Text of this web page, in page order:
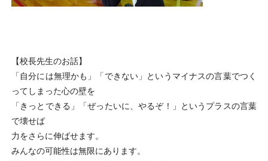
【校長先生のお話】
「自分には無理かも」「できない」というマイナスの言葉でつく
ってしまった心の壁を
「きっとできる」「ぜったいに、やるぞ！」というプラスの言葉
で壊せば
力をさらに伸ばせます。
みんなの可能性は無限にあります。